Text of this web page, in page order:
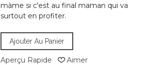
màme si c'est au final maman qui va
surtout en profiter.
Ajouter Au Panier
Aperçu Rapide Aimer